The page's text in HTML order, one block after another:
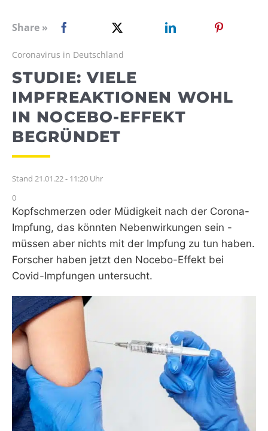
Share »
Coronavirus in Deutschland
STUDIE: VIELE
IMPFREAKTIONEN WOHL
IN NOCEBO-EFFEKT
BEGRÜNDET
Stand 21.01.22 - 11:20 Uhr
0
Kopfschmerzen oder Müdigkeit nach der Corona-
Impfung, das könnten Nebenwirkungen sein -
müssen aber nichts mit der Impfung zu tun haben.
Forscher haben jetzt den Nocebo-Effekt bei
Covid-Impfungen untersucht.